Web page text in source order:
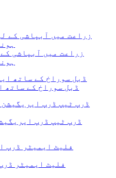
زراعت میں آبپاشی
ڈبل سوراخ کے ساتھ
ڈرپ ٹیپ ڈرپ
فلیٹ ایمیٹر